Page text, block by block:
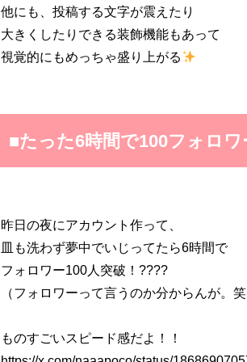
他にも、投稿する文字が震えたり
大きくしたりできる装飾機能もあって
視覚的にもめっちゃ盛り上がる
■たった6時間で100フォロワ
昨日の夜にアカウント作って、
皿も洗わず夢中でいじってたら6時間で
フォロワー100人突破！????
（フォロワーって言うのか分からんが。笑
ものすごいスピード感だよ！！